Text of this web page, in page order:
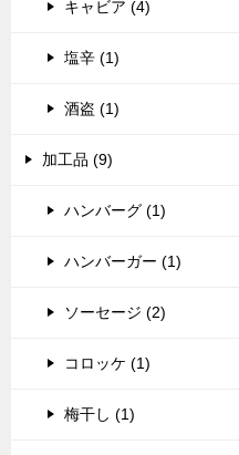
キャビア (4)
塩辛 (1)
酒盗 (1)
加工品 (9)
ハンバーグ (1)
ハンバーガー (1)
ソーセージ (2)
コロッケ (1)
梅干し (1)